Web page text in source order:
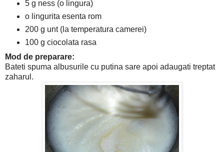
5 g ness (o lingura)
o lingurita esenta rom
200 g unt (la temperatura camerei)
100 g ciocolata rasa
Mod de preparare:
Bateti spuma albusurile cu putina sare apoi adaugati treptat
zaharul.